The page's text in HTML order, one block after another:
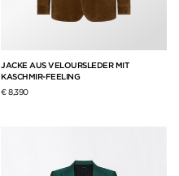
JACKE AUS VELOURSLEDER MIT
KASCHMIR-FEELING
€ 8,390